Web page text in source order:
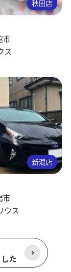
秋田店
市
ス
新潟店
市
ウス
た